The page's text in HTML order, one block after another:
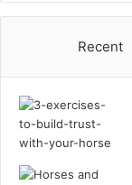
Recent